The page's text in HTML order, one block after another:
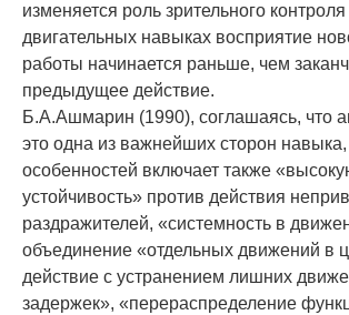
изменяется роль зрительного
двигательных навыках восприятие
работы начинается раньше, чем
предыдущее действие.
Б.А.Ашмарин (1990), соглашаясь, что
это одна из важнейших сторон на­выка,
особенностей включает так­же
устойчивость» против действия
раздражителей, «системность в
объединение «отдельных движе­ний в
действие с устранением лиш­них
задержек», «перераспределение